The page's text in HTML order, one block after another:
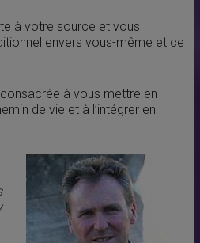
votre source et vous
envers vous-même et ce
à vous mettre en
de vie et à l’intégrer en